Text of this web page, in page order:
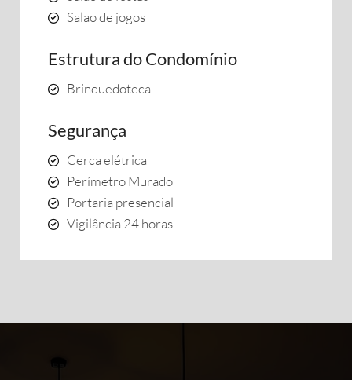
Salão de jogos
Estrutura do Condomínio
Brinquedoteca
Segurança
Cerca elétrica
Perímetro Murado
Portaria presencial
Vigilância 24 horas